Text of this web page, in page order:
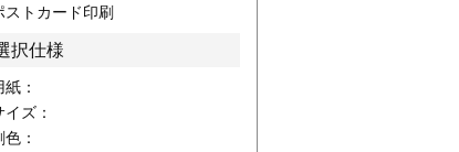
ストカード印刷
択仕様
紙：
イズ：
色：